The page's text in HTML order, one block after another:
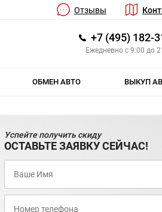
Отзывы
+7 (495) 182-
Ежедневно с 9:00 до
ОБМЕН АВТО ВЫКУП
Успейте получить скиду
ОСТАВЬТЕ ЗАЯВКУ СЕЙЧАС!